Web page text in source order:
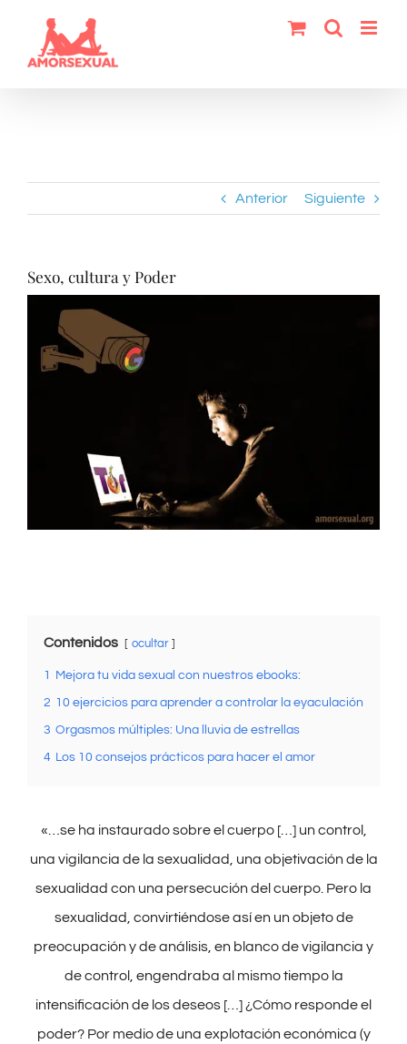
contenido
Anterior Siguiente
Sexo, cultura y Poder
imagen
más
Contenidos ocultar
1 Mejora tu vida sexual con nuestros ebooks:
2 10 ejercicios para aprender a controlar la eyaculación
3 Orgasmos múltiples: Una lluvia de estrellas
4 Los 10 consejos prácticos para hacer el amor
«…se ha instaurado sobre el cuerpo […] un control,
una vigilancia de la sexualidad, una objetivación de la
sexualidad con una persecución del cuerpo. Pero la
sexualidad, convirtiéndose así en un objeto de
preocupación y de análisis, en blanco de vigilancia y
de control, engendraba al mismo tiempo la
intensificación de los deseos […] ¿Cómo responde el
poder? Por medio de una explotación económica (y